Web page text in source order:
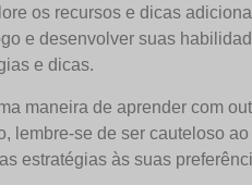
os recursos e dicas
e desenvolver suas
e dicas.
maneira de aprender com
lembre-se de ser cauteloso
estratégias às suas